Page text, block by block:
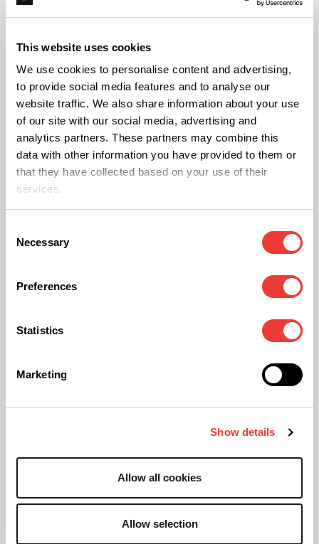
This website uses cookies
We use cookies to personalise content and advertising,
to provide social media features and to analyse our
website traffic. We also share information about your use
of our site with our social media, advertising and
analytics partners. These partners may combine this
data with other information you have provided to them or
that they have collected based on your use of their
services.
Selection
Necessary
Preferences
Statistics
Marketing
Show details
Allow all cookies
Allow selection
odmiany automatyczne. Podobny jest wygląd
pomniejszymi satelitami kwiatów w około - ich
smak i zapach. Dojrzewają po 60-70 dniach od
momentu zasadzenia, są gotowe do zbiorów kiedy
ich siostry i bracia nie pokazali jeszcze płci!
Uprawiając rośliny pod lampami jeżeli stosujemy
oświetlenie wegetatywne (18-24 godzin światła),
fenotyp automatyczny pokazuje płci i pierwsze
objawy kwitnienia już po 14-21 dniach. Liście
mają kształt znany z odmian z przewagą Cannabis
Ruderalis - bardzo charakterystyczne ząbkowanie
i mniejsze liście o nieco innym układzie „palców".
Kolejnym fenotypem jest hybryda dziedzicząca
normalnych - wrażliwych na fotoperiod. Nie
Struktura rośliny także się zmienia. Powiększeniu
ulega główny kwiat, a ilość bocznych gałęzi jest
mniejsza niż w oryginale. Kształt liści jest czymś
pośrednim między odmianami auto z wyraźnymi
wpływami Ruderalis i odmian wrażliwych na